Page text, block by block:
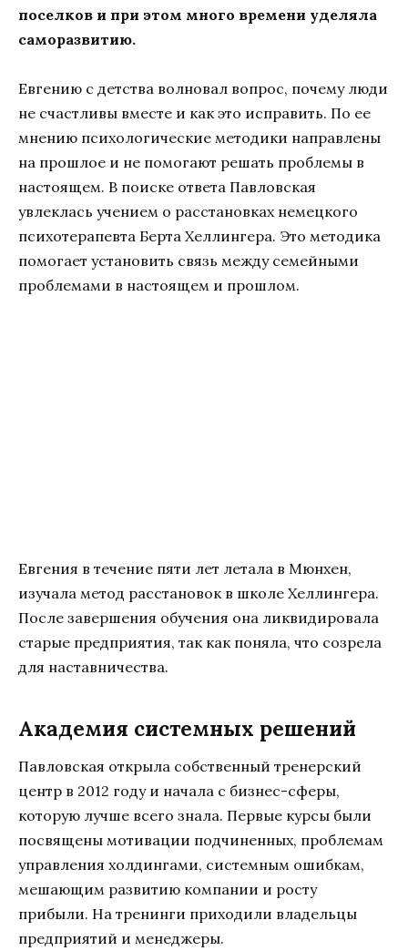
поселков и при этом много времени уделяла
саморазвитию.
Евгению с детства волновал вопрос, почему люди
не счастливы вместе и как это исправить. По ее
мнению психологические методики направлены
на прошлое и не помогают решать проблемы в
настоящем. В поиске ответа Павловская
увлеклась учением о расстановках немецкого
психотерапевта Берта Хеллингера. Это методика
помогает установить связь между семейными
проблемами в настоящем и прошлом.
Евгения в течение пяти лет летала в Мюнхен,
изучала метод расстановок в школе Хеллингера.
После завершения обучения она ликвидировала
старые предприятия, так как поняла, что созрела
для наставничества.
Академия системных решений
Павловская открыла собственный тренерский
центр в 2012 году и начала с бизнес-сферы,
которую лучше всего знала. Первые курсы были
посвящены мотивации подчиненных, проблемам
управления холдингами, системным ошибкам,
мешающим развитию компании и росту
прибыли. На тренинги приходили владельцы
предприятий и менеджеры.